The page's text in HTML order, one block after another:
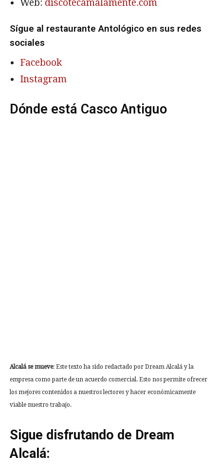
Web: discotecamalamente.com
Sígue al restaurante Antológico en sus redes
sociales
Facebook
Instagram
Dónde está Casco Antiguo
Alcalá se mueve: Este texto ha sido redactado por Dream Alcalá y la
empresa como parte de un acuerdo comercial. Esto nos permite ofrecer
los mejores contenidos a nuestros lectores y hacer económicamente
viable nuestro trabajo.
Sigue disfrutando de Dream
Alcalá: